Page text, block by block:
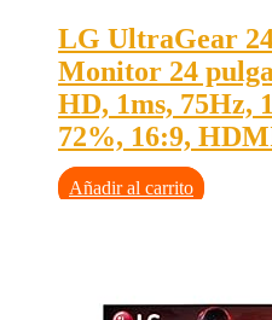
LG UltraGear
Monitor 24
HD, 1ms, 75Hz,
72%, 16:9,
Añadir al carrito